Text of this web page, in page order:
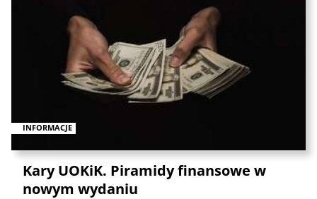
INFORMACJE
Kary UOKiK. Piramidy finansowe w
nowym wydaniu